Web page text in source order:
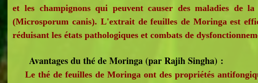
et les champignons qui peuvent causer des maladies de
(Microsporum canis). L'extrait de feuilles de Moringa est
réduisant les états pathologiques et combats de
Avantages du thé de Moringa (par Rajih Singha) :
Le thé de feuilles de Moringa ont des propriétés